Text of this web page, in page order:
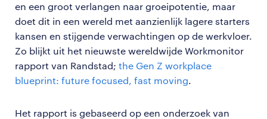
en een groot verlangen naar groeipotentie, maar
doet dit in een wereld met aanzienlijk lagere starters
kansen en stijgende verwachtingen op de werkvloer.
Zo blijkt uit het nieuwste wereldwijde Workmonitor
rapport van Randstad; the Gen Z workplace
blueprint: future focused, fast moving.
Het rapport is gebaseerd op een onderzoek van